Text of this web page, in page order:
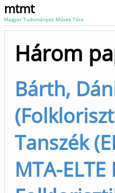
mtmt
Magyar Tudományos Művek Tára
Három
Bárth,
Tanszék
MTA-